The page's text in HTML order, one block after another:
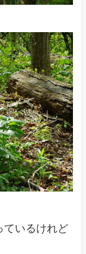
ているけれど